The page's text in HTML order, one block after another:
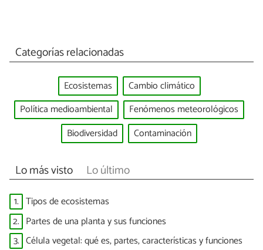
Categorías relacionadas
Ecosistemas
Cambio climático
Política medioambiental
Fenómenos meteorológicos
Biodiversidad
Contaminación
Lo más visto Lo último
1. Tipos de ecosistemas
2. Partes de una planta y sus funciones
3. Célula vegetal: qué es, partes, características y funciones